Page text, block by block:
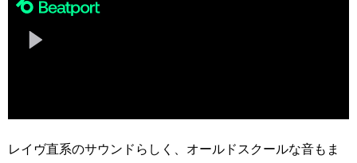
レイヴ直系のサウンドらしく、オールドスクールな音もま